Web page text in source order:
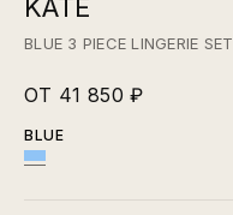
KATE
BLUE 3 PIECE LINGERIE SET
ОТ 41 850 ₽
BLUE